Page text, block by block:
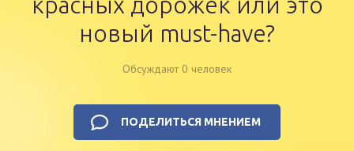
новый must-have?
Обсуждают 0 человек
ПОДЕЛИТЬСЯ МНЕНИЕМ